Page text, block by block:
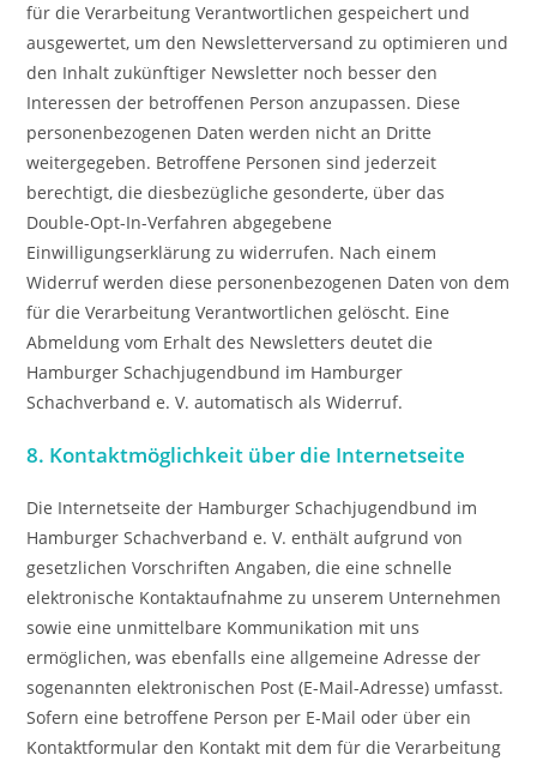
für die Verarbeitung Verantwortlichen gespeichert und
ausgewertet, um den Newsletterversand zu optimieren und
den Inhalt zukünftiger Newsletter noch besser den
Interessen der betroffenen Person anzupassen. Diese
personenbezogenen Daten werden nicht an Dritte
weitergegeben. Betroffene Personen sind jederzeit
berechtigt, die diesbezügliche gesonderte, über das
Double-Opt-In-Verfahren abgegebene
Einwilligungserklärung zu widerrufen. Nach einem
Widerruf werden diese personenbezogenen Daten von dem
für die Verarbeitung Verantwortlichen gelöscht. Eine
Abmeldung vom Erhalt des Newsletters deutet die
Hamburger Schachjugendbund im Hamburger
Schachverband e. V. automatisch als Widerruf.
8. Kontaktmöglichkeit über die Internetseite
Die Internetseite der Hamburger Schachjugendbund im
Hamburger Schachverband e. V. enthält aufgrund von
gesetzlichen Vorschriften Angaben, die eine schnelle
elektronische Kontaktaufnahme zu unserem Unternehmen
sowie eine unmittelbare Kommunikation mit uns
ermöglichen, was ebenfalls eine allgemeine Adresse der
sogenannten elektronischen Post (E-Mail-Adresse) umfasst.
Sofern eine betroffene Person per E-Mail oder über ein
Kontaktformular den Kontakt mit dem für die Verarbeitung